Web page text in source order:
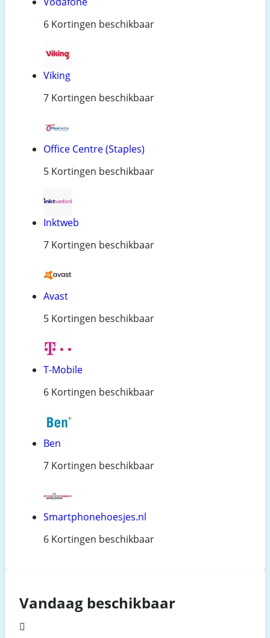
6 Kortingen beschikbaar
Viking
7 Kortingen beschikbaar
Office Centre (Staples)
5 Kortingen beschikbaar
Inktweb
7 Kortingen beschikbaar
Avast
5 Kortingen beschikbaar
T-Mobile
6 Kortingen beschikbaar
Ben
7 Kortingen beschikbaar
Smartphonehoesjes.nl
6 Kortingen beschikbaar
Vandaag beschikbaar